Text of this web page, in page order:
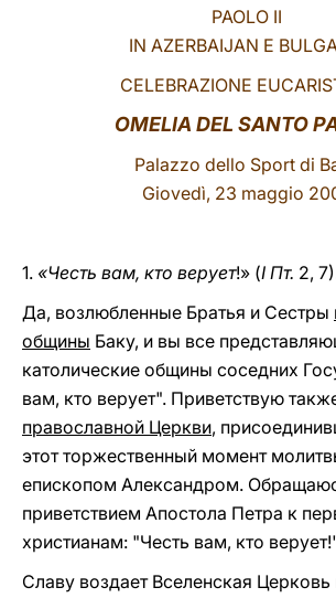
PAOLO II
IN AZERBAIJAN E
CELEBRAZIONE
OMELIA DEL SANTO
Palazzo dello Sport di
Giovedì, 23 maggio
1. «Честь вам, кто верует!» (I Пт. 2,
Да, возлюбленные Братья и Сестры
общины Баку, и вы все
католические общины соседних
вам, кто верует". Приветствую
православной Церкви,
этот торжественный момент
епископом Александром.
приветствием Апостола Петра к
христианам: "Честь вам, кто
Славу воздает Вселенская Церковь